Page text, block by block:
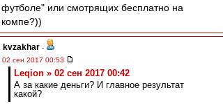
футболе" или смотрящих бесплатно на
компе?))
kvzakhar -
02 сен 2017 00:53
Leqion » 02 сен 2017 00:42
А за какие деньги? И главное результат
какой?